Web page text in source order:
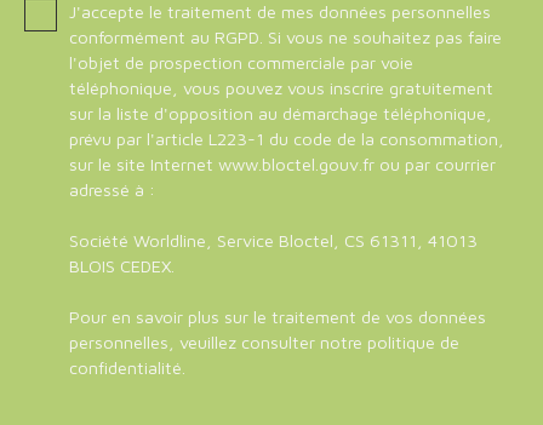
J'accepte le traitement de mes données personnelles
conformément au RGPD. Si vous ne souhaitez pas faire
l'objet de prospection commerciale par voie
téléphonique, vous pouvez vous inscrire gratuitement
sur la liste d'opposition au démarchage téléphonique,
prévu par l'article L223-1 du code de la consommation,
sur le site Internet www.bloctel.gouv.fr ou par courrier
adressé à :
Société Worldline, Service Bloctel, CS 61311, 41013
BLOIS CEDEX.
Pour en savoir plus sur le traitement de vos données
personnelles, veuillez consulter notre politique de
confidentialité